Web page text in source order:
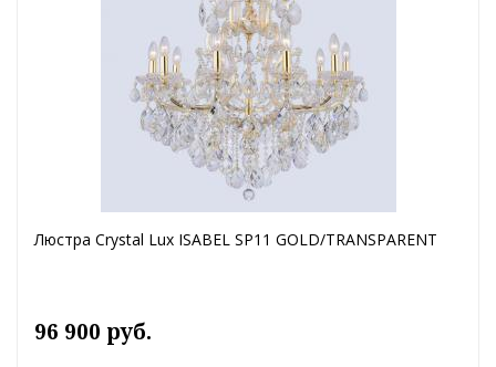
Люстра Crystal Lux ISABEL SP11 GOLD/TRANSPARENT
96 900 руб.